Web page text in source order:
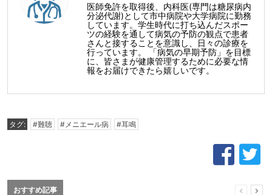
医師免許を取得後、内科医(専門は糖尿病内
分泌代謝)として市中病院や大学病院に勤務
しています。学生時代に打ち込んだスポー
ツの経験を通して病気の予防の観点で患者
さんと接することを意識し、日々の診療を
行っています。 「病気の早期予防」を目標
に、皆さまが健康管理するために必要な情
報をお届けできたら嬉しいです。
タグ: #難聴 #メニエール病 #耳鳴
おすすめ記事